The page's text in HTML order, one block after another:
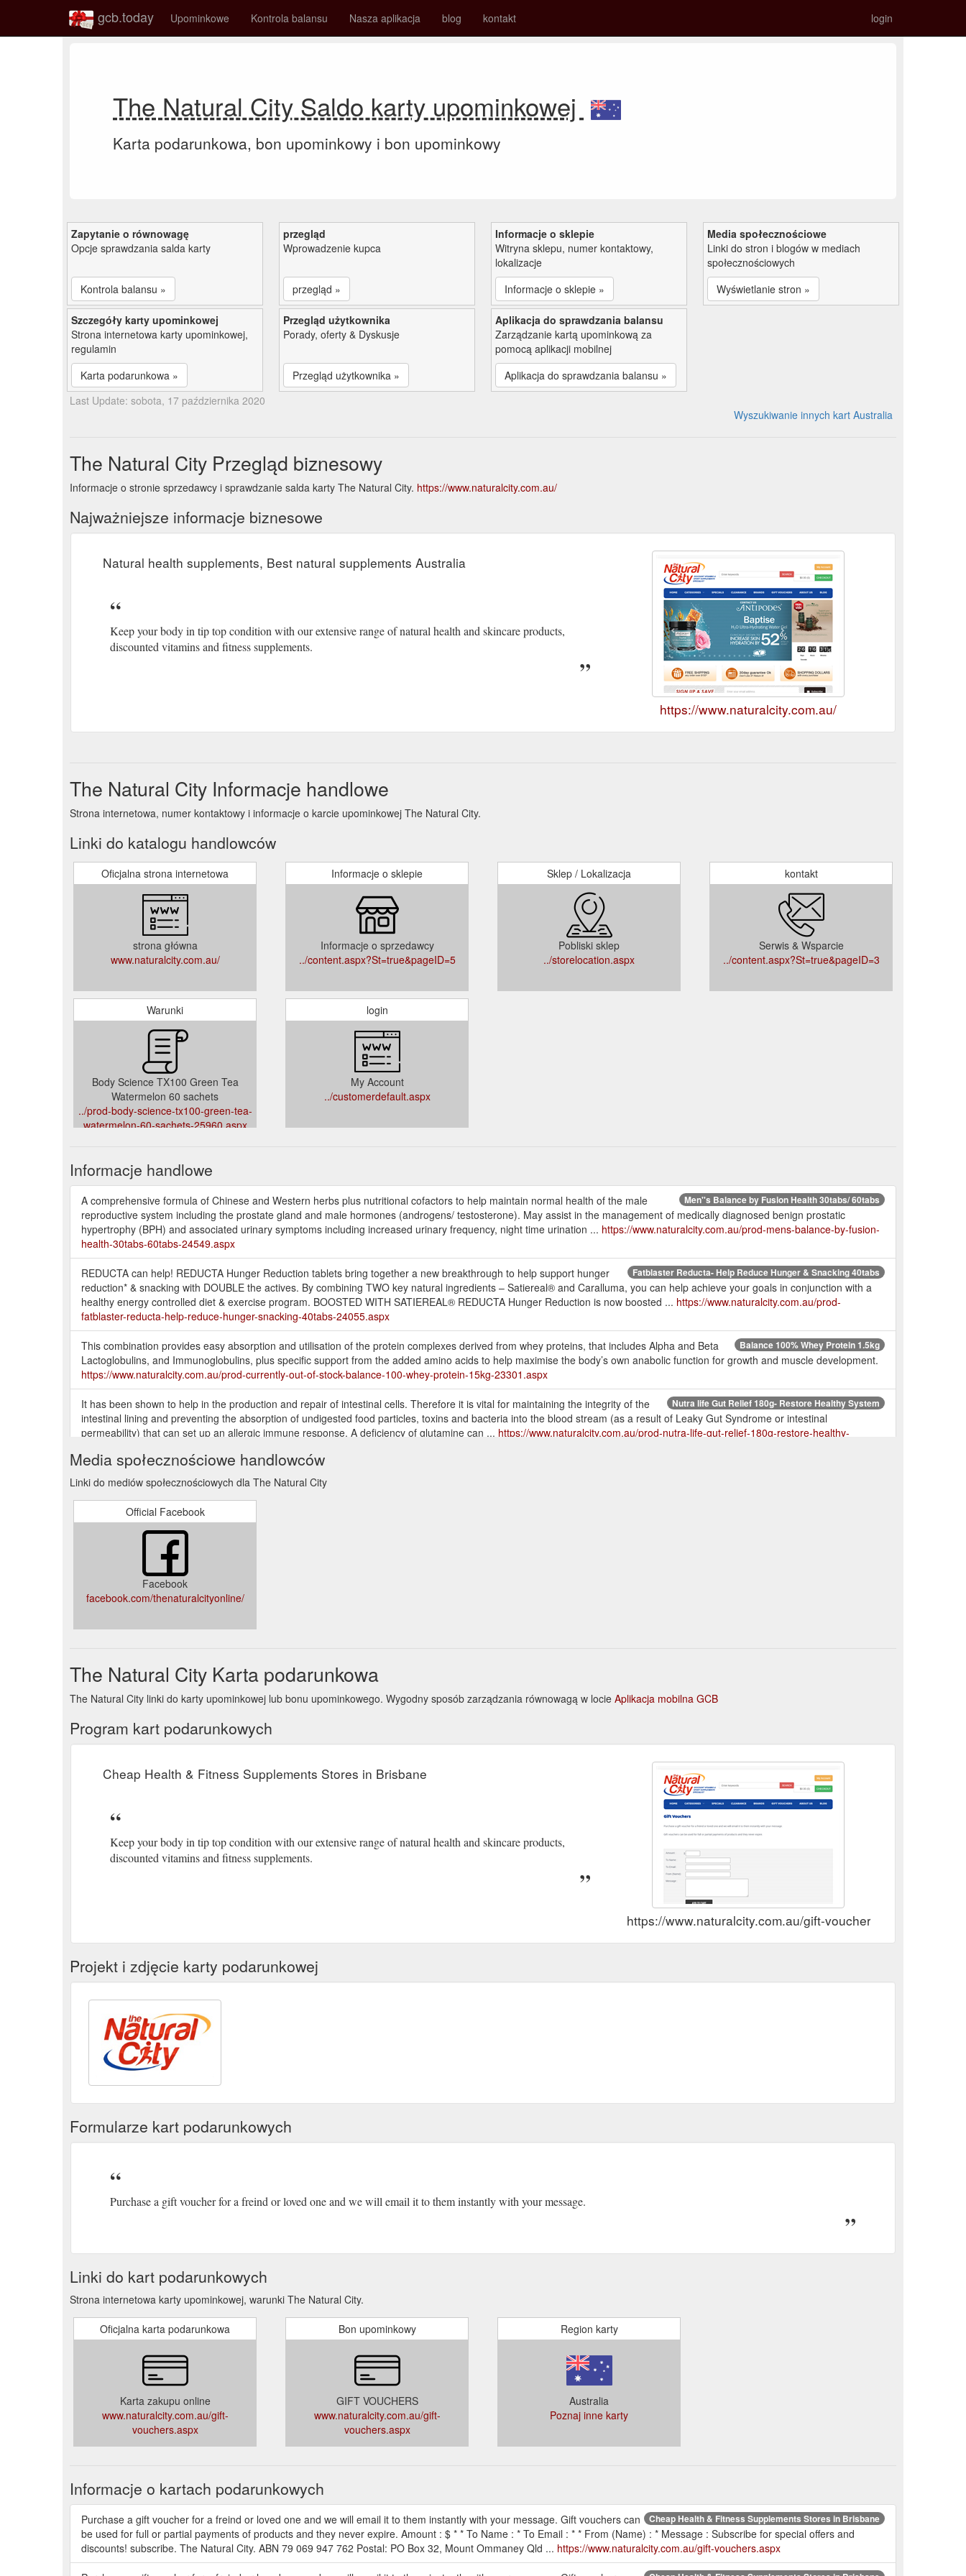
gcb.today Upominkowe Kontrola balansu Nasza aplikacja blog kontakt login
The Natural City Saldo karty upominkowej
Karta podarunkowa, bon upominkowy i bon upominkowy
Zapytanie o równowagę
Opcje sprawdzania salda karty
Kontrola balansu »
przegląd
Wprowadzenie kupca
przegląd »
Informacje o sklepie
Witryna sklepu, numer kontaktowy,
lokalizacje
Informacje o sklepie »
Media społecznościowe
Linki do stron i blogów w mediach
społecznościowych
Wyświetlanie stron »
Szczegóły karty upominkowej
Strona internetowa karty upominkowej,
regulamin
Karta podarunkowa »
Przegląd użytkownika
Porady, oferty & Dyskusje
Przegląd użytkownika »
Aplikacja do sprawdzania balansu
Zarządzanie kartą upominkową za
pomocą aplikacji mobilnej
Aplikacja do sprawdzania balansu »
Last Update: sobota, 17 października 2020
Wyszukiwanie innych kart Australia
The Natural City Przegląd biznesowy
Informacje o stronie sprzedawcy i sprawdzanie salda karty The Natural City. https://www.naturalcity.com.au/
Najważniejsze informacje biznesowe
Natural health supplements, Best natural supplements Australia
Keep your body in tip top condition with our extensive range of natural health and skincare products,
discounted vitamins and fitness supplements.
https://www.naturalcity.com.au/
The Natural City Informacje handlowe
Strona internetowa, numer kontaktowy i informacje o karcie upominkowej The Natural City.
Linki do katalogu handlowców
Oficjalna strona internetowa
strona główna
www.naturalcity.com.au/
Informacje o sklepie
Informacje o sprzedawcy
../content.aspx?St=true&pageID=5
Sklep / Lokalizacja
Pobliski sklep
../storelocation.aspx
kontakt
Serwis & Wsparcie
../content.aspx?St=true&pageID=3
Warunki
Body Science TX100 Green Tea
Watermelon 60 sachets
../prod-body-science-tx100-green-tea-
watermelon-60-sachets-25960.aspx
login
My Account
../customerdefault.aspx
Informacje handlowe
Men''s Balance by Fusion Health 30tabs/ 60tabs
A comprehensive formula of Chinese and Western herbs plus nutritional cofactors to help maintain normal health of the male
reproductive system including the prostate gland and male hormones (androgens/ testosterone). May assist in the management of medically diagnosed benign prostatic
hypertrophy (BPH) and associated urinary symptoms including increased urinary frequency, night time urination ... https://www.naturalcity.com.au/prod-mens-balance-by-fusion-
health-30tabs-60tabs-24549.aspx
Fatblaster Reducta- Help Reduce Hunger & Snacking 40tabs
REDUCTA can help! REDUCTA Hunger Reduction tablets bring together a new breakthrough to help support hunger
reduction* & snacking with DOUBLE the actives. By combining TWO key natural ingredients – Satiereal® and Caralluma, you can help achieve your goals in conjunction with a
healthy energy controlled diet & exercise program. BOOSTED WITH SATIEREAL® REDUCTA Hunger Reduction is now boosted ... https://www.naturalcity.com.au/prod-
fatblaster-reducta-help-reduce-hunger-snacking-40tabs-24055.aspx
Balance 100% Whey Protein 1.5kg
This combination provides easy absorption and utilisation of the protein complexes derived from whey proteins, that includes Alpha and Beta
Lactoglobulins, and Immunoglobulins, plus specific support from the added amino acids to help maximise the body’s own anabolic function for growth and muscle development.
https://www.naturalcity.com.au/prod-currently-out-of-stock-balance-100-whey-protein-15kg-23301.aspx
Nutra life Gut Relief 180g- Restore Healthy System
It has been shown to help in the production and repair of intestinal cells. Therefore it is vital for maintaining the integrity of the
intestinal lining and preventing the absorption of undigested food particles, toxins and bacteria into the blood stream (as a result of Leaky Gut Syndrome or intestinal
permeability) that can set up an allergic immune response. A deficiency of glutamine can ... https://www.naturalcity.com.au/prod-nutra-life-gut-relief-180g-restore-healthy-
Dear Customer, due to recent pandemic of COVID-19 there may be an expected delay of order dispatch of 2-4 days
due to logistic issues. We strongly recommend anyone urgently requires their supplements to use express post or contact customer service hotline on (07) 33760003.
https://www.naturalcity.com.au/prod-balance-naturals-mass-gainer-protein-15kg28kg-25493.aspx
Media społecznościowe handlowców
Linki do mediów społecznościowych dla The Natural City
Official Facebook
Facebook
facebook.com/thenaturalcityonline/
The Natural City Karta podarunkowa
The Natural City linki do karty upominkowej lub bonu upominkowego. Wygodny sposób zarządzania równowagą w locie Aplikacja mobilna GCB
Program kart podarunkowych
Cheap Health & Fitness Supplements Stores in Brisbane
Keep your body in tip top condition with our extensive range of natural health and skincare products,
discounted vitamins and fitness supplements.
https://www.naturalcity.com.au/gift-vouchers.aspx
Projekt i zdjęcie karty podarunkowej
Formularze kart podarunkowych
Purchase a gift voucher for a freind or loved one and we will email it to them instantly with your message.
Linki do kart podarunkowych
Strona internetowa karty upominkowej, warunki The Natural City.
Oficjalna karta podarunkowa
Karta zakupu online
www.naturalcity.com.au/gift-
vouchers.aspx
Bon upominkowy
GIFT VOUCHERS
www.naturalcity.com.au/gift-
vouchers.aspx
Region karty
Australia
Poznaj inne karty
Informacje o kartach podarunkowych
Cheap Health & Fitness Supplements Stores in Brisbane
Purchase a gift voucher for a freind or loved one and we will email it to them instantly with your message. Gift vouchers can
be used for full or partial payments of products and they never expire. Amount : $ * * To Name : * To Email : * * From (Name) : * Message : Subscribe for special offers and
discounts! subscribe. The Natural City. ABN 79 069 947 762 Postal: PO Box 32, Mount Ommaney Qld ... https://www.naturalcity.com.au/gift-vouchers.aspx